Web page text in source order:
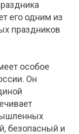
его одним из
праздников
особое
Он
безопасный и